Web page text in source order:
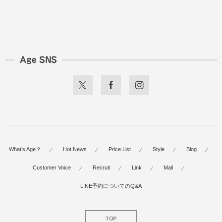
Age SNS
What’s Age？ Hot News Price List Style Blog
Customer Voice Recruit Link Mail
LINE予約についてのQ&A
TOP